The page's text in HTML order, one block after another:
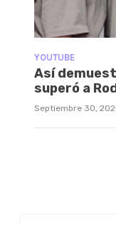
YOUTUBE
Así
superó a
Septiembre 30,